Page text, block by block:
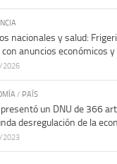
nacionales y salud:
con anuncios económicos
/ PAÍS
un DNU de 366
desregulación de la
2023